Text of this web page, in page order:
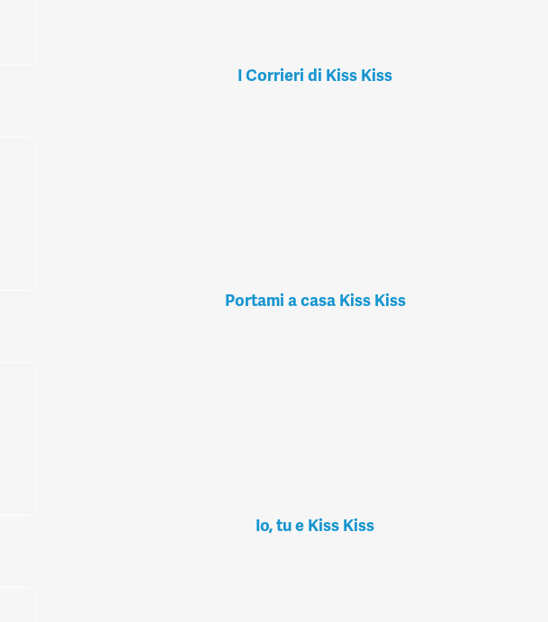
I Corrieri di Kiss Kiss
Portami a casa Kiss Kiss
Io, tu e Kiss Kiss